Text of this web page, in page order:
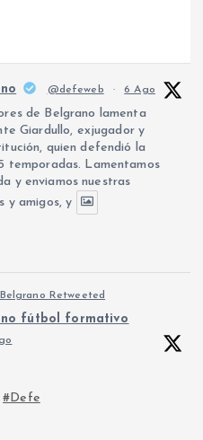
@defeweb · 6 Ago
de Belgrano lamenta
Giardullo, exjugador y
quien defendió la
temporadas. Lamentamos
y enviamos nuestras
y amigos, y
Retweeted
fútbol formativo
#Defe